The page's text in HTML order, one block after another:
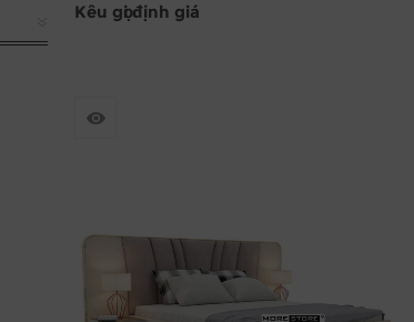
Kêu gọi định giá